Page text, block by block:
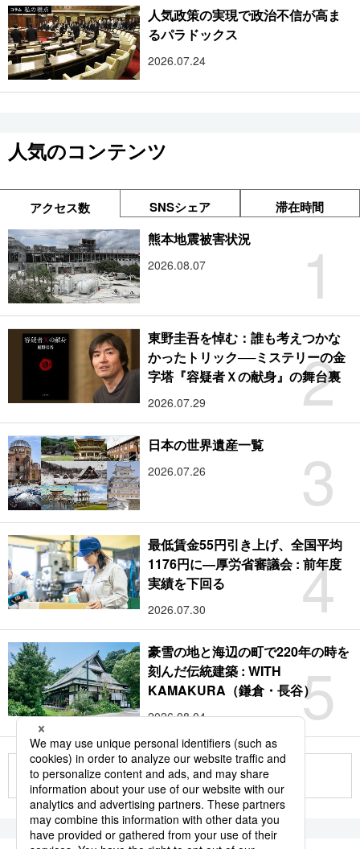
人気政策の実現で政治不信が高ま
るパラドックス
2026.07.24
人気のコンテンツ
アクセス数 SNSシェア 滞在時間
1
熊本地震被害状況
2026.08.07
2
東野圭吾を悼む：誰も考えつかな
かったトリック──ミステリーの金
字塔『容疑者Ｘの献身』の舞台裏
2026.07.29
3
日本の世界遺産一覧
2026.07.26
4
最低賃金55円引き上げ、全国平均
1176円に―厚労省審議会 : 前年度
実績を下回る
2026.07.30
5
豪雪の地と海辺の町で220年の時を
刻んだ伝統建築 : WITH
KAMAKURA（鎌倉・長谷）
2026.08.04
もっと見る